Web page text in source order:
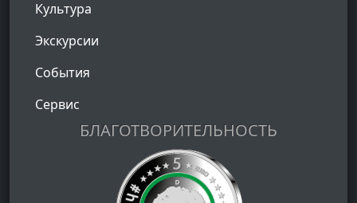
Культура
Экскурсии
События
Сервис
БЛАГОТВОРИТЕЛЬНОСТЬ